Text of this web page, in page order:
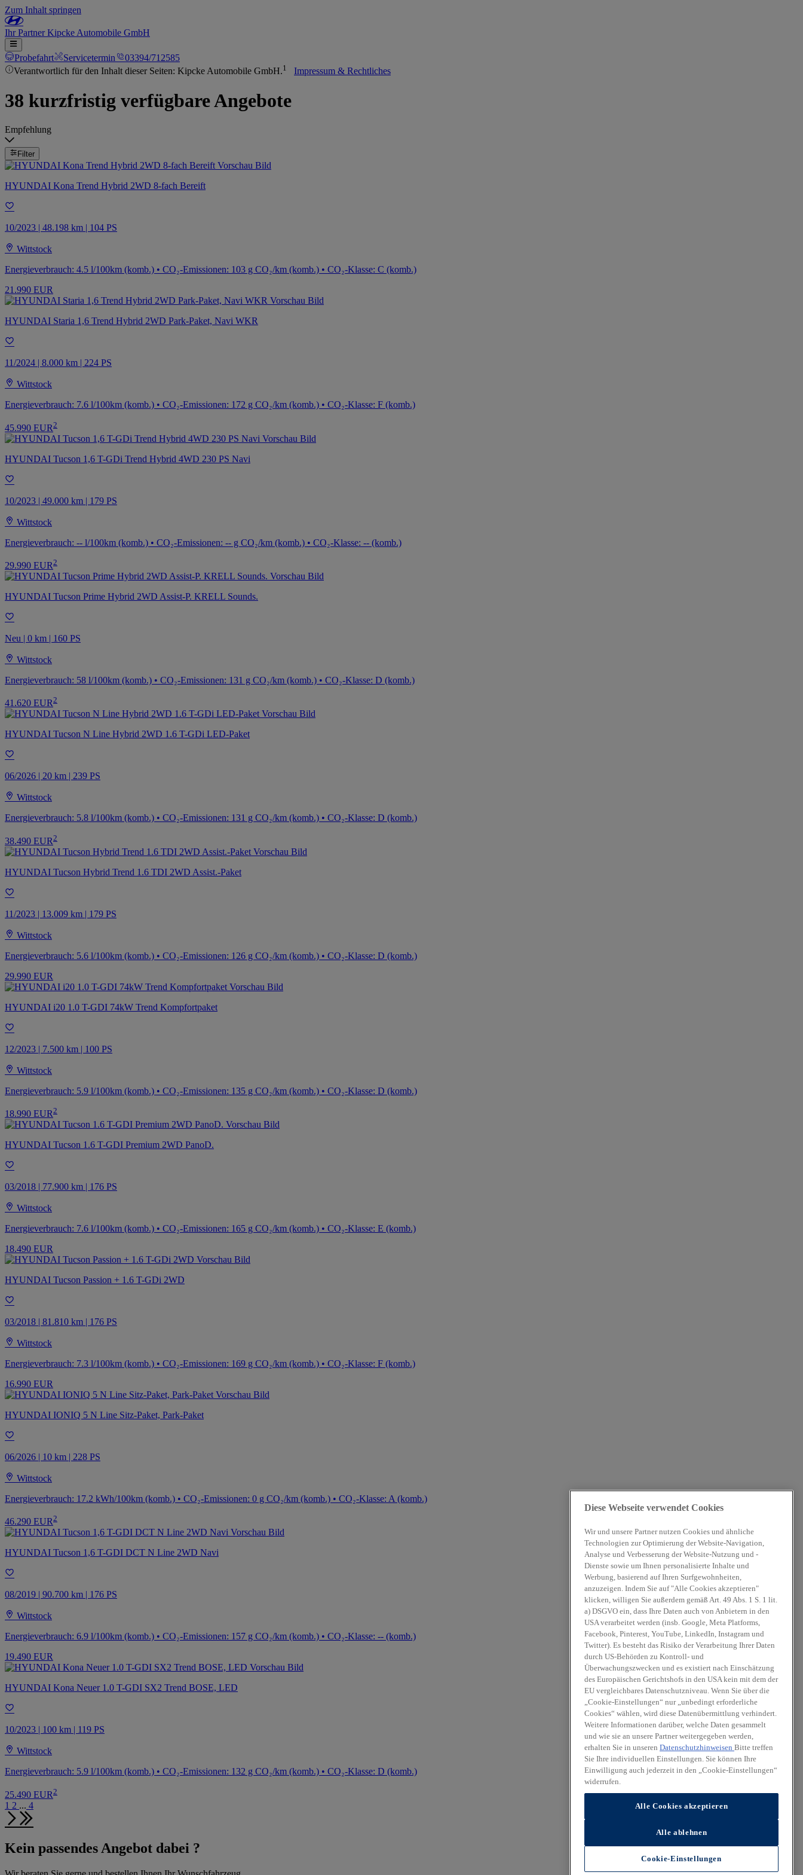
Zum Inhalt springen
IhrPartnerKipcke Automobile GmbH
Probefahrt Servicetermin
03394/712585
Verantwortlich für den Inhalt dieser Seiten: Kipcke Automobile GmbH.1 Impressum & Rechtliches
38 kurzfristig verfügbare Angebote
Empfehlung
Filter
HYUNDAI Kona Trend Hybrid 2WD 8-fach Bereift
10/2023 | 48.198 km | 104 PS
Wittstock
Energieverbrauch: 4.5 l/100km (komb.) • CO₂-Emissionen: 103 g CO₂/km (komb.) • CO₂-Klasse: C (komb.)
21.990 EUR
HYUNDAI Staria 1,6 Trend Hybrid 2WD Park-Paket, Navi WKR
11/2024 | 8.000 km | 224 PS
Wittstock
Energieverbrauch: 7.6 l/100km (komb.) • CO₂-Emissionen: 172 g CO₂/km (komb.) • CO₂-Klasse: F (komb.)
45.990 EUR 2
HYUNDAI Tucson 1,6 T-GDi Trend Hybrid 4WD 230 PS Navi
10/2023 | 49.000 km | 179 PS
Wittstock
Energieverbrauch: -- l/100km (komb.) • CO₂-Emissionen: -- g CO₂/km (komb.) • CO₂-Klasse: -- (komb.)
29.990 EUR 2
HYUNDAI Tucson Prime Hybrid 2WD Assist-P. KRELL Sounds.
Neu | 0 km | 160 PS
Wittstock
Energieverbrauch: 58 l/100km (komb.) • CO₂-Emissionen: 131 g CO₂/km (komb.) • CO₂-Klasse: D (komb.)
41.620 EUR 2
HYUNDAI Tucson N Line Hybrid 2WD 1.6 T-GDi LED-Paket
06/2026 | 20 km | 239 PS
Wittstock
Energieverbrauch: 5.8 l/100km (komb.) • CO₂-Emissionen: 131 g CO₂/km (komb.) • CO₂-Klasse: D (komb.)
38.490 EUR 2
HYUNDAI Tucson Hybrid Trend 1.6 TDI 2WD Assist.-Paket
11/2023 | 13.009 km | 179 PS
Wittstock
Energieverbrauch: 5.6 l/100km (komb.) • CO₂-Emissionen: 126 g CO₂/km (komb.) • CO₂-Klasse: D (komb.)
29.990 EUR
HYUNDAI i20 1.0 T-GDI 74kW Trend Kompfortpaket
12/2023 | 7.500 km | 100 PS
Wittstock
Energieverbrauch: 5.9 l/100km (komb.) • CO₂-Emissionen: 135 g CO₂/km (komb.) • CO₂-Klasse: D (komb.)
18.990 EUR 2
HYUNDAI Tucson 1.6 T-GDI Premium 2WD PanoD.
03/2018 | 77.900 km | 176 PS
Wittstock
Energieverbrauch: 7.6 l/100km (komb.) • CO₂-Emissionen: 165 g CO₂/km (komb.) • CO₂-Klasse: E (komb.)
18.490 EUR
HYUNDAI Tucson Passion + 1.6 T-GDi 2WD
03/2018 | 81.810 km | 176 PS
Wittstock
Energieverbrauch: 7.3 l/100km (komb.) • CO₂-Emissionen: 169 g CO₂/km (komb.) • CO₂-Klasse: F (komb.)
16.990 EUR
HYUNDAI IONIQ 5 N Line Sitz-Paket, Park-Paket
06/2026 | 10 km | 228 PS
Wittstock
Energieverbrauch: 17.2 kWh/100km (komb.) • CO₂-Emissionen: 0 g CO₂/km (komb.) • CO₂-Klasse: A (komb.)
46.290 EUR 2
HYUNDAI Tucson 1,6 T-GDI DCT N Line 2WD Navi
08/2019 | 90.700 km | 176 PS
Wittstock
Energieverbrauch: 6.9 l/100km (komb.) • CO₂-Emissionen: 157 g CO₂/km (komb.) • CO₂-Klasse: -- (komb.)
19.490 EUR
HYUNDAI Kona Neuer 1.0 T-GDI SX2 Trend BOSE, LED
10/2023 | 100 km | 119 PS
Wittstock
Energieverbrauch: 5.9 l/100km (komb.) • CO₂-Emissionen: 132 g CO₂/km (komb.) • CO₂-Klasse: D (komb.)
25.490 EUR 2
1 2 ... 4
Kein passendes Angebot dabei ?
Diese Webseite verwendet Cookies
Wir und unsere Partner nutzen Cookies und ähnliche
Technologien zur Optimierung der Website-Navigation,
Analyse und Verbesserung der Website-Nutzung und -
Dienste sowie um Ihnen personalisierte Inhalte und
Werbung, basierend auf Ihren Surfgewohnheiten,
anzuzeigen. Indem Sie auf "Alle Cookies akzeptieren"
klicken, willigen Sie außerdem gemäß Art. 49 Abs. 1 S. 1 lit.
a) DSGVO ein, dass Ihre Daten auch von Anbietern in den
USA verarbeitet werden (insb. Google, Meta Platforms,
Facebook, Pinterest, YouTube, LinkedIn, Instagram und
Twitter). Es besteht das Risiko der Verarbeitung Ihrer Daten
durch US-Behörden zu Kontroll- und
Überwachungszwecken und es existiert nach Einschätzung
des Europäischen Gerichtshofs in den USA kein mit dem der
EU vergleichbares Datenschutzniveau. Wenn Sie über die
„Cookie-Einstellungen“ nur „unbedingt erforderliche
Cookies“ wählen, wird diese Datenübermittlung verhindert.
Weitere Informationen darüber, welche Daten gesammelt
und wie sie an unsere Partner weitergegeben werden,
erhalten Sie in unseren Datenschutzhinweisen Bitte treffen
Sie Ihre individuellen Einstellungen. Sie können Ihre
Einwilligung auch jederzeit in den „Cookie-Einstellungen“
widerrufen.
Alle Cookies akzeptieren
Alle ablehnen
Cookie-Einstellungen